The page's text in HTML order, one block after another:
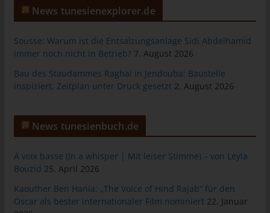
News tunesienexplorer.de
Sousse: Warum ist die Entsalzungsanlage Sidi Abdelhamid
immer noch nicht in Betrieb? 7. August 2026
Bau des Staudammes Raghai in Jendouba: Baustelle
inspiziert, Zeitplan unter Druck gesetzt 2. August 2026
News tunesienbuch.de
À voix basse (In a whisper | Mit leiser Stimme) – von Leyla
Bouzid 25. April 2026
Kaouther Ben Hania: „The Voice of Hind Rajab“ für den
Oscar als bester internationaler Film nominiert 22. Januar
die betroffene Person zu verstehen gibt, dass sie mit der
Verarbeitung der sie betreffenden personenbezogenen Daten
Verarbeitung Verantwortlichen
geltenden Datenschutzgesetze und anderer Bestimmungen mit
datenschutzrechtlichem Charakter ist:
tunesienfussball.de
Uwe Wassenberg
Rue 2 Mars